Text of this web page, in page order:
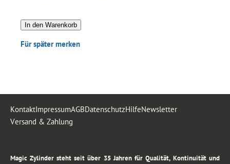
In den Warenkorb
Für später merken
KontaktImpressumAGBDatenschutzHilfeNewsletter
Versand & Zahlung
Magic Zylinder steht seit über 35 Jahren für Qualität, Kontinuität und